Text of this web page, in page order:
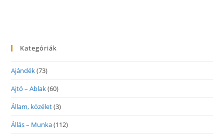
Kategóriák
Ajándék(73)
Ajtó – Ablak(60)
Állam, közélet(3)
Állás – Munka(112)